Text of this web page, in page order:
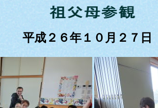
平成２６年１０月２７日